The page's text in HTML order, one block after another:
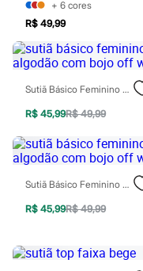
Plus size
Blusas e Camisetas
Calças
Casacos e Jaquetas
Jeans
Moda esportiva
Shorts e Saias
Vestidos
Masculino
Em alta
Dia dos Pais
Inverno
Novidades
Bermudas
Camisetas e Regatas
+ 6 cores
R$ 49,99
Sutiã Básico Feminino Em Algodão Com Bojo Off White
R$ 45,99R$ 49,99
Sutiã Básico Feminino Em Algodão Com Bojo Off White
R$ 45,99R$ 49,99